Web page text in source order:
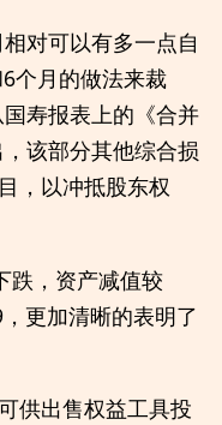
对可以有多一点自
个月的做法来裁
寿报表上的《合并
该部分其他综合损
，以冲抵股东权
跌，资产减值较
更加清晰的表明了
供出售权益工具投